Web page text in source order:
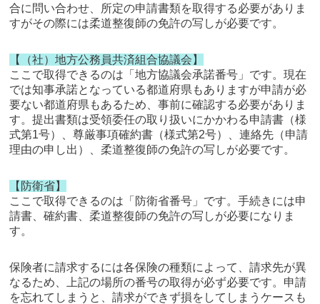
合に問い合わせ、所定の申請書類を取得する必要がありま
すがその際には柔道整復師の免許の写しが必要です。
【（社）地方公務員共済組合協議会】
ここで取得できるのは「地方協議会承諾番号」です。現在
では知事承諾となっている都道府県もありますが申請が必
要ない都道府県もあるため、事前に確認する必要がありま
す。提出書類は受領委任の取り扱いにかかわる申請書（様
式第1号）、尊厳事項確約書（様式第2号）、連絡先（申請
理由の申し出）、柔道整復師の免許の写しが必要です。
【防衛省】
ここで取得できるのは「防衛省番号」です。手続きには申
請書、確約書、柔道整復師の免許の写しが必要になりま
す。
保険者に請求するには各保険の種類によって、請求先が異
なるため、上記の場所の番号の取得が必ず必要です。申請
を忘れてしまうと、請求ができず損をしてしまうケースも